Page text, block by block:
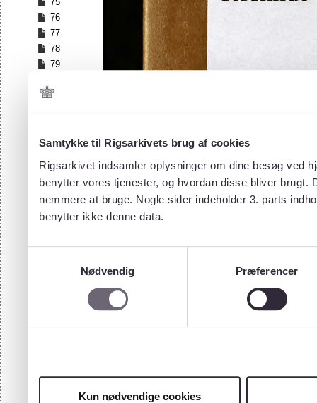
Samtykke til Rigsarkivets brug af cookies
Rigsarkivet indsamler oplysninger om dine besøg ved
benytter vores tjenester, og hvordan disse bliver
nemmere at bruge. Nogle sider indeholder 3. parts
benytter ikke denne data.
Nødvendig
Præferencer
Kun nødvendige cookies
76
77
78
79
81
82